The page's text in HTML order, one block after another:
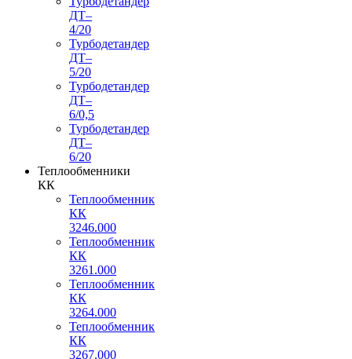
ДТ–
4/20
Турбодетандер
ДТ–
5/20
Турбодетандер
ДТ–
6/0,5
Турбодетандер
ДТ–
6/20
Теплообменники
КК
Теплообменник
КК
3246.000
Теплообменник
КК
3261.000
Теплообменник
КК
3264.000
Теплообменник
КК
3267.000